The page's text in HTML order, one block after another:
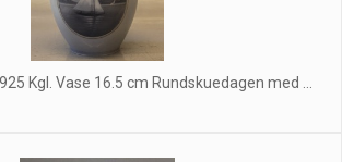
Kgl. Vase 16.5 cm Rundskuedagen med ...